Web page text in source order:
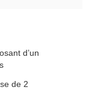
d’un
de 2